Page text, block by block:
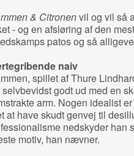
& Citronenvil og vil så
- og en afsløring af den
patos og så
naiv
spillet af Thure
selvbevidst godt ud med en
arm. Nogen idealist
at have skudt genvej til
nedskyder han
motiv, han nævner.